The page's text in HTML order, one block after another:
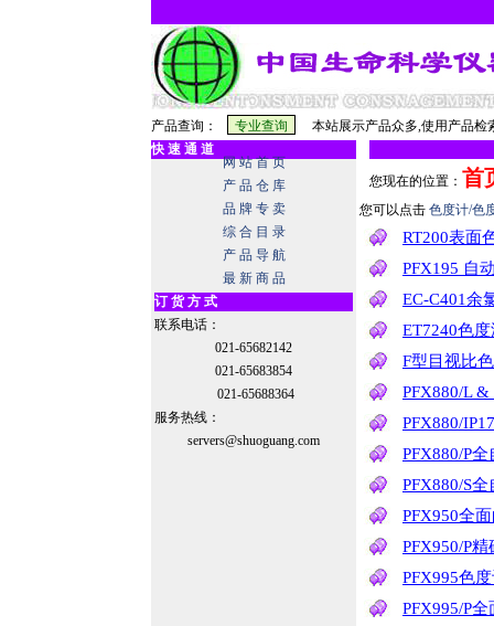
产品查询：
本站展示产品众多,使用产品检
快 速 通 道
网 站 首 页
产 品 仓 库
品 牌 专 卖
综 合 目 录
产 品 导 航
最 新 商 品
订 货 方 式
联系电话：
021-65682142
021-65683854
021-65688364
服务热线：
servers@shuoguang.com
您现在的位置： 首
您可以点击 色度计/色
RT200表面
PFX195 自
EC-C401余
ET7240色
F型目视比
PFX880/L
PFX880/
PFX880/P
PFX880/S
PFX950全
PFX950/P
PFX995色
PFX995/P